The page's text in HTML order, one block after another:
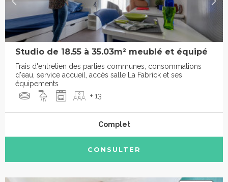
Studio de 18.55 à 35.03m² meublé et équipé
Frais d'entretien des parties communes, consommations
d'eau, service accueil, accès salle La Fabrick et ses
équipements
+ 13
Complet
CONSULTER